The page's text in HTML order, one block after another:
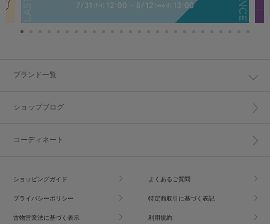
ブランド一覧
ショップブログ
コーディネート
ショッピングガイド よくあるご質問
プライバシーポリシー 特定商取引に基づく表記
古物営業法に基づく表示 利用規約